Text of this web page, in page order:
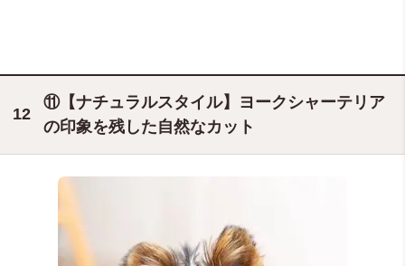
＠mnm_1226
⑪【ナチュラルスタイル】ヨークシャーテリア
の印象を残した自然なカット